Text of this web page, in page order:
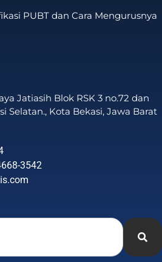
PUBT dan Cara Mengurusnya
Jatiasih Blok RSK 3 no.72 dan
Selatan., Kota Bekasi, Jawa Barat
3542